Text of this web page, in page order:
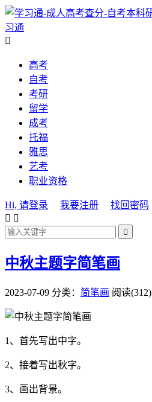
习通

高考
自考
考研
留学
成考
托福
雅思
艺考
职业资格
Hi, 请登录 我要注册
找回密码
 

中秋主题字简笔画
2023-07-09 分类： 简笔画 阅读(312)
1、首先写出中字。
2、接着写出秋字。
3、画出背景。